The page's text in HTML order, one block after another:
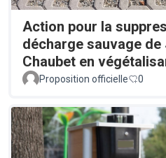
Action pour la
décharge sauvage de
Chaubet en
Proposition officielle 0